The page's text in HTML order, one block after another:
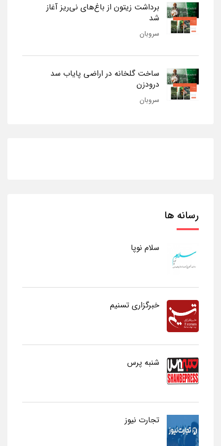
برداشت زیتون از باغ‌های نی‌ریز آغاز
شد
سروبان
ساخت گلخانه در اراضی پایاب سد
درودزن
سروبان
رسانه ها
سلام نوپا
خبرگزاری تسنیم
شنبه پرس
تجارت نیوز